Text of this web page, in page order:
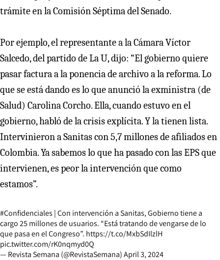
trámite en la Comisión Séptima del Senado.
Por ejemplo, el representante a la Cámara Víctor
Salcedo, del partido de La U, dijo: “El gobierno quiere
pasar factura a la ponencia de archivo a la reforma. Lo
que se está dando es lo que anunció la exministra (de
Salud) Carolina Corcho. Ella, cuando estuvo en el
gobierno, habló de la crisis explícita. Y la tienen lista.
Intervinieron a Sanitas con 5,7 millones de afiliados en
Colombia. Ya sabemos lo que ha pasado con las EPS que
intervienen, es peor la intervención que como
estamos”.
#Confidenciales | Con intervención a Sanitas, Gobierno tiene a
cargo 25 millones de usuarios. “Está tratando de vengarse de lo
que pasa en el Congreso”. https://t.co/MxbSdIlzlH
pic.twitter.com/rK0nqmyd0Q
— Revista Semana (@RevistaSemana)April 3, 2024